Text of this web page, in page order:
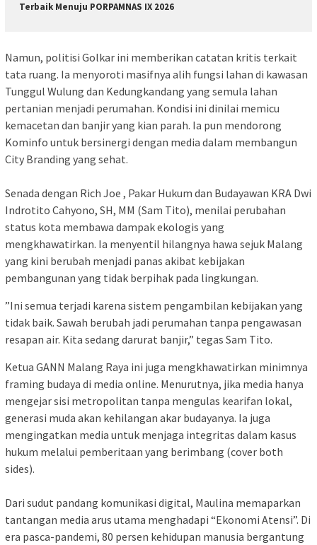
Terbaik Menuju PORPAMNAS IX 2026
​Namun, politisi Golkar ini memberikan catatan kritis terkait
tata ruang. Ia menyoroti masifnya alih fungsi lahan di kawasan
Tunggul Wulung dan Kedungkandang yang semula lahan
pertanian menjadi perumahan. Kondisi ini dinilai memicu
kemacetan dan banjir yang kian parah. Ia pun mendorong
Kominfo untuk bersinergi dengan media dalam membangun
City Branding yang sehat.
​Senada dengan Rich Joe , Pakar Hukum dan Budayawan KRA Dwi
Indrotito Cahyono, SH, MM (Sam Tito), menilai perubahan
status kota membawa dampak ekologis yang
mengkhawatirkan. Ia menyentil hilangnya hawa sejuk Malang
yang kini berubah menjadi panas akibat kebijakan
pembangunan yang tidak berpihak pada lingkungan.
​”Ini semua terjadi karena sistem pengambilan kebijakan yang
tidak baik. Sawah berubah jadi perumahan tanpa pengawasan
resapan air. Kita sedang darurat banjir,” tegas Sam Tito.
​Ketua GANN Malang Raya ini juga mengkhawatirkan minimnya
framing budaya di media online. Menurutnya, jika media hanya
mengejar sisi metropolitan tanpa mengulas kearifan lokal,
generasi muda akan kehilangan akar budayanya. Ia juga
mengingatkan media untuk menjaga integritas dalam kasus
hukum melalui pemberitaan yang berimbang (cover both
sides).
​Dari sudut pandang komunikasi digital, Maulina memaparkan
tantangan media arus utama menghadapi “Ekonomi Atensi”. Di
era pasca-pandemi, 80 persen kehidupan manusia bergantung